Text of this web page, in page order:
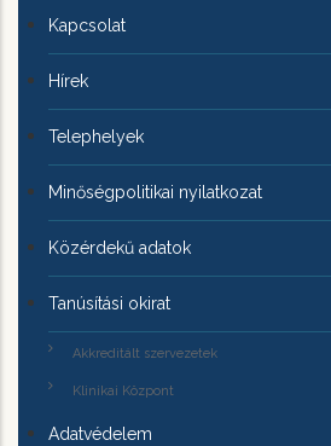
Kapcsolat
Hírek
Telephelyek
Minőségpolitikai nyilatkozat
Közérdekű adatok
Tanúsítási okirat
Akkreditált szervezetek
Klinikai Központ
Adatvédelem